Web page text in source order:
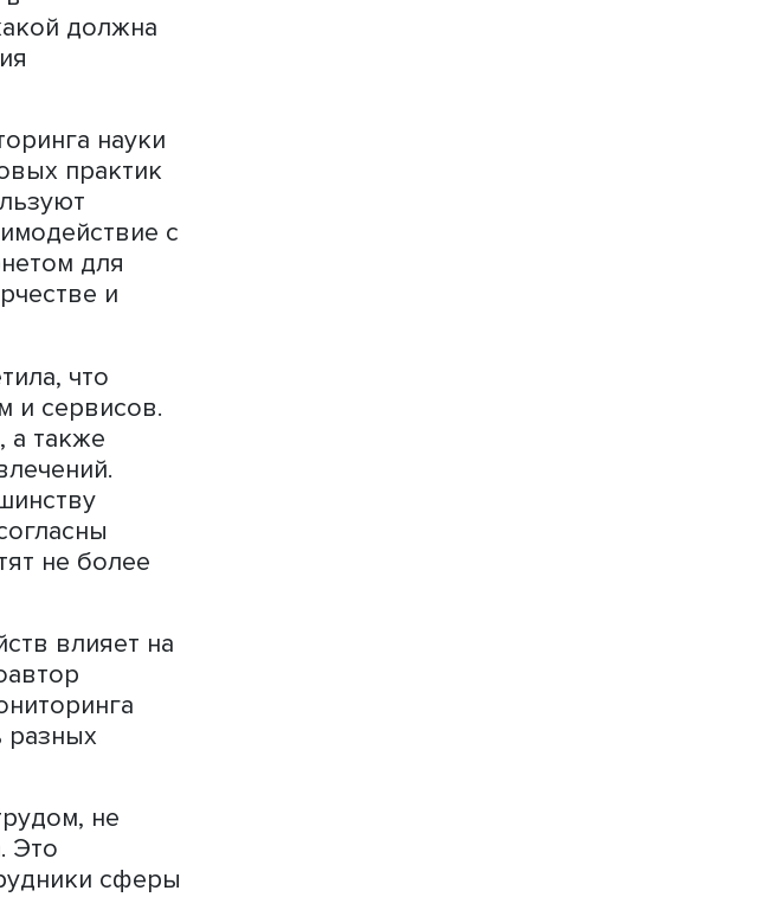
интернету, считают,
потенциальных
причин и
практики
Евростата,
инноваций
Россия
это связано с
в
какой должна
мониторинга науки
цифровых практик
используют
взаимодействие с
интернетом для
В творчестве и